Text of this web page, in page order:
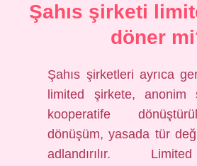
Şahıs şirketi
döner
Şahıs şirketleri ayrıca
limited şirkete, anonim
kooperatife
dönüşüm, yasada tür
adlandırılır.